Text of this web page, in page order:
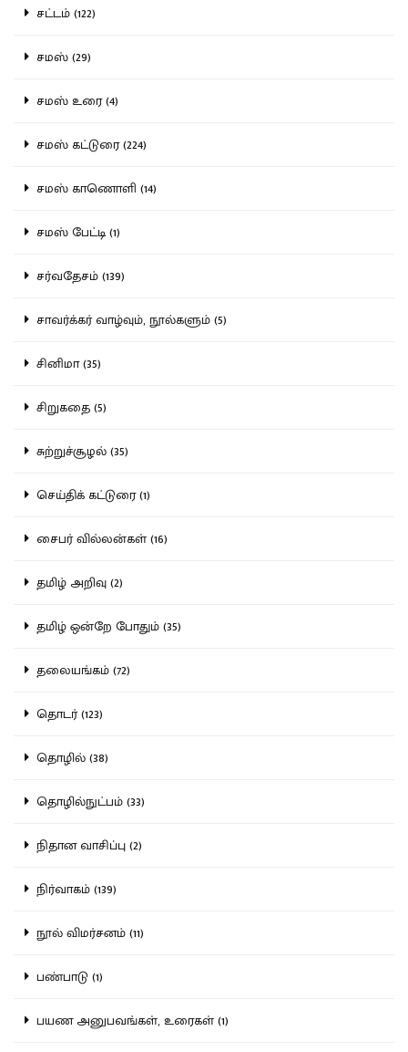
சட்டம் (122)
சமஸ் (29)
சமஸ் உரை (4)
சமஸ் கட்டுரை (224)
சமஸ் காணொளி (14)
சமஸ் பேட்டி (1)
சர்வதேசம் (139)
சாவர்க்கர் வாழ்வும், நூல்களும் (5)
சினிமா (35)
சிறுகதை (5)
சுற்றுச்சூழல் (35)
செய்திக் கட்டுரை (1)
சைபர் வில்லன்கள் (16)
தமிழ் அறிவு (2)
தமிழ் ஒன்றே போதும் (35)
தலையங்கம் (72)
தொடர் (123)
தொழில் (38)
தொழில்நுட்பம் (33)
நிதான வாசிப்பு (2)
நிர்வாகம் (139)
நூல் விமர்சனம் (11)
பண்பாடு (1)
பயண அனுபவங்கள், உரைகள் (1)